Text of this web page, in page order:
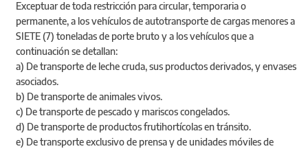
Exceptuar de toda restricción para circular, temporaria o
permanente, a los vehículos de autotransporte de cargas menores a
SIETE (7) toneladas de porte bruto y a los vehículos que a
continuación se detallan:
a) De transporte de leche cruda, sus productos derivados, y envases
asociados.
b) De transporte de animales vivos.
c) De transporte de pescado y mariscos congelados.
d) De transporte de productos frutihortícolas en tránsito.
e) De transporte exclusivo de prensa y de unidades móviles de